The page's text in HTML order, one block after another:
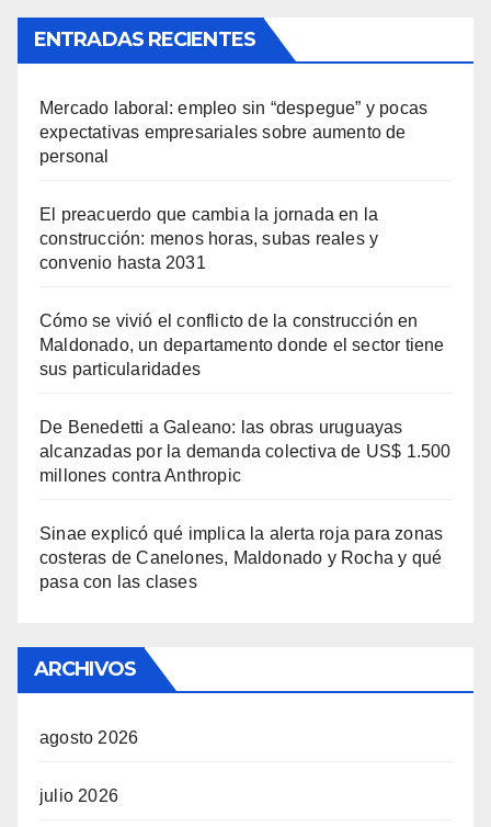
ENTRADAS RECIENTES
Mercado laboral: empleo sin “despegue” y pocas
expectativas empresariales sobre aumento de
personal
El preacuerdo que cambia la jornada en la
construcción: menos horas, subas reales y
convenio hasta 2031
Cómo se vivió el conflicto de la construcción en
Maldonado, un departamento donde el sector tiene
sus particularidades
De Benedetti a Galeano: las obras uruguayas
alcanzadas por la demanda colectiva de US$ 1.500
millones contra Anthropic
Sinae explicó qué implica la alerta roja para zonas
costeras de Canelones, Maldonado y Rocha y qué
pasa con las clases
ARCHIVOS
agosto 2026
julio 2026